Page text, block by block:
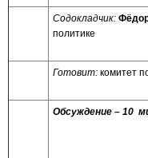
Содокладчик:
политике
Готовит: комитет
Обсуждение – 10